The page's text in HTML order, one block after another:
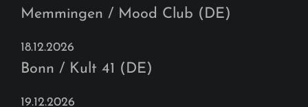
Memmingen / Mood Club (DE)
18.12.2026
Bonn / Kult 41 (DE)
19.12.2026